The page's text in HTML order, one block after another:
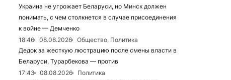
Украина не угрожает Беларуси, но Минск должен
понимать, с чем столкнется в случае присоединения
к войне — Демченко
18:46
08.08.2026
Общество, Политика
Дедок за жесткую люстрацию после смены власти в
Беларуси, Турарбекова — против
17:43
08.08.2026
Политика